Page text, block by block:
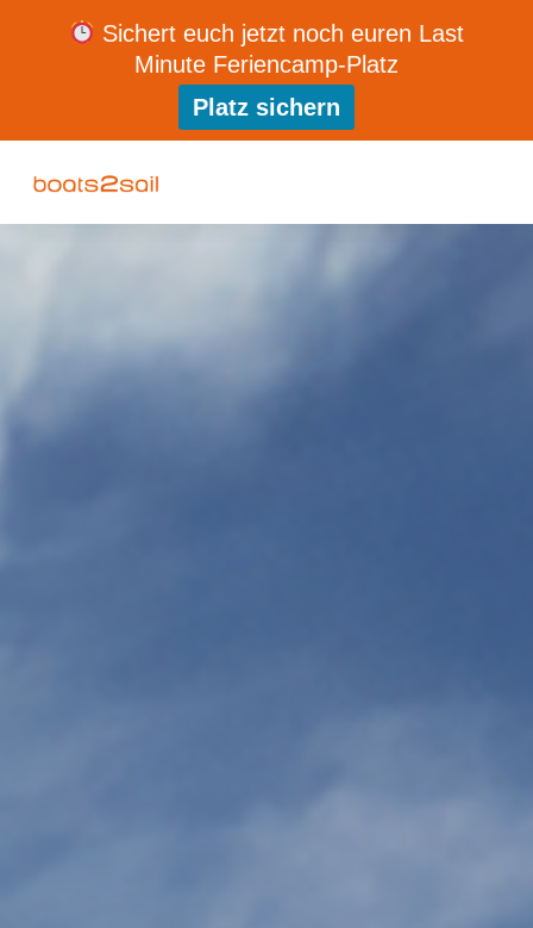
Sichert euch jetzt noch euren Last
Minute Feriencamp-Platz
Platz sichern